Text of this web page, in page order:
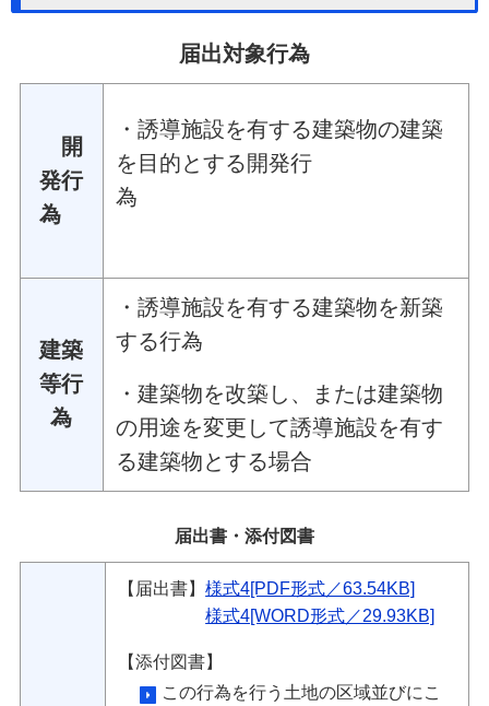
届出対象行為
開
発行
為
​・誘導施設を有する建築物の建築
を目的とする開発行
為
建築
等行
為
​・誘導施設を有する建築物を新築
する行為
・建築物を改築し、または建築物
の用途を変更して誘導施設を有す
る建築物とする場合
届出書・添付図書
【届出書】様式4[PDF形式／63.54KB]
様式4[WORD形式／29.93KB]
【添付図書】
この行為を行う土地の区域並びにこ